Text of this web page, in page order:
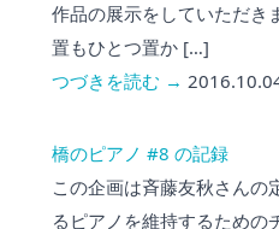
作品の展示をしていただき
置もひとつ置か […]
つづきを読む →
橋のピアノ #8 の記録
この企画は斉藤友秋さんの
るピアノを維持するための